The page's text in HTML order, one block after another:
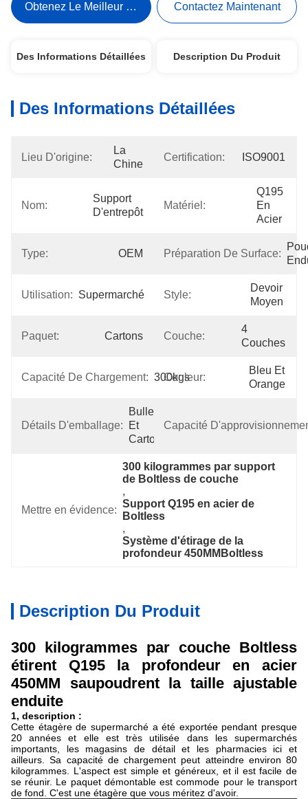
Obtenez Le Meilleur Prix Contactez Maintenant
Des Informations Détaillées Description Du Produit
Des Informations Détaillées
Lieu D'origine:
La
Chine
Certification: ISO9001
Nom:
Support
D'entrepôt
Matériel:
Q195
En
Acier
Type: OEM Préparation De Surface:
Utilisation: Supermarché Style:
Devoir
Moyen
Paquet: Cartons Couche:
4
Couches
Capacité De Chargement: 300kgs
Couleur:
Bleu Et
Orange
Détails D'emballage:
Bulle
Et
Carton
Capacité
Mettre en évidence:
300 kilogrammes par support
de Boltless de couche
,
Support Q195 en acier de
Boltless
,
Système d'étirage de la
profondeur 450MMBoltless
Description Du Produit
300 kilogrammes par couche Boltless
étirent Q195 la profondeur en acier
450MM saupoudrent la taille ajustable
enduite
1, description :
Cette étagère de supermarché a été exportée pendant presque
20 années et elle est très utilisée dans les supermarchés
importants, les magasins de détail et les pharmacies ici et
ailleurs. Sa capacité de chargement peut atteindre environ 80
kilogrammes. L'aspect est simple et généreux, et il est facile de
se réunir. Le paquet démontable est commode pour le transport
de fond. C'est une étagère que vous méritez d'avoir.